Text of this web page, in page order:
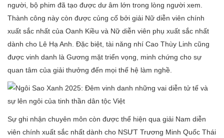
người, bộ phim đã tạo được dư âm lớn trong lòng người xem.
Thành công này còn được củng cố bởi giải Nữ diễn viên chính
xuất sắc nhất của Oanh Kiều và Nữ diễn viên phụ xuất sắc nhất
dành cho Lê Hạ Anh. Đặc biệt, tài năng nhí Cao Thùy Linh cũng
được vinh danh là Gương mặt triển vọng, minh chứng cho sự
quan tâm của giải thưởng đến mọi thế hệ làm nghề.
Sự ghi nhận chuyên môn còn được thể hiện qua giải Nam diễn
viên chính xuất sắc nhất dành cho NSƯT Trương Minh Quốc Thái